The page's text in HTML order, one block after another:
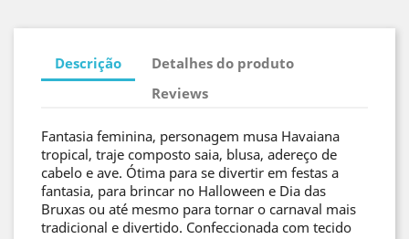
Descrição
Detalhes do produto
Reviews
Fantasia feminina, personagem musa Havaiana
tropical, traje composto saia, blusa, adereço de
cabelo e ave. Ótima para se divertir em festas a
fantasia, para brincar no Halloween e Dia das
Bruxas ou até mesmo para tornar o carnaval mais
tradicional e divertido. Confeccionada com tecido